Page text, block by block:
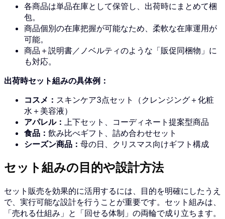
各商品は単品在庫として保管し、出荷時にまとめて梱
包。
商品個別の在庫把握が可能なため、柔軟な在庫運用が
可能。
商品＋説明書／ノベルティのような「販促同梱物」に
も対応。
出荷時セット組みの具体例：
コスメ： スキンケア3点セット（クレンジング＋化粧
水＋美容液）
アパレル：
上下セット、コーディネート提案型商品
食品： 飲み比べギフト、詰め合わせセット
シーズン商品： 母の日、クリスマス向けギフト構成
セット組みの目的や設計方法
セット販売を効果的に活用するには、目的を明確にしたうえ
で、実行可能な設計を行うことが重要です。セット組みは、
「売れる仕組み」と「回せる体制」の両輪で成り立ちます。